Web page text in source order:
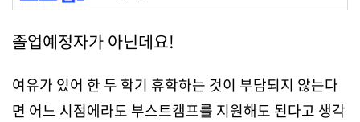
졸업예정자가 아닌데요!
여유가 있어 한 두 학기 휴학하는 것이 부담되지 않는다
면 어느 시점에라도 부스트캠프를 지원해도 된다고 생각